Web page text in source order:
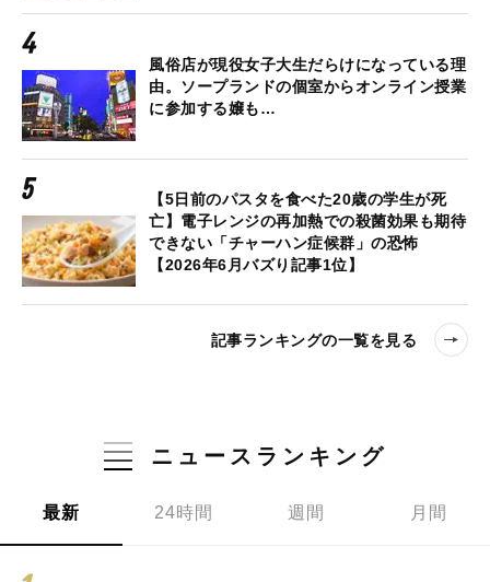
風俗店が現役女子大生だらけになっている理
由。ソープランドの個室からオンライン授業
に参加する嬢も…
【5日前のパスタを食べた20歳の学生が死
亡】電子レンジの再加熱での殺菌効果も期待
できない「チャーハン症候群」の恐怖
【2026年6月バズり記事1位】
記事ランキングの一覧を見る
ニュースランキング
最新 24時間 週間 月間